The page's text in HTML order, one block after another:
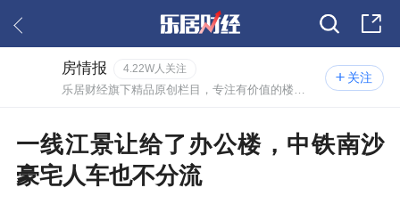
关注
房情报 4.22W人关注
一线江景让给了办公楼，中铁南沙
豪宅人车也不分流